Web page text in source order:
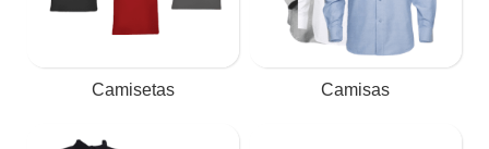
Camisetas Camisas